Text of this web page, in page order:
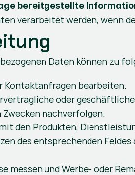
bereitgestellte
verarbeitet werden, wenn
Daten können zu
Kontaktanfragen bearbeiten.
oder
nachverfolgen.
den Produkten,
des entsprechenden
messen und Werbe- oder